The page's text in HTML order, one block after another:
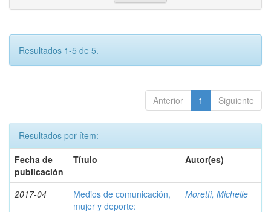
Resultados 1-5 de 5.
Anterior 1 Siguiente
Resultados por ítem:
Fecha de
publicación
Título Autor(es)
2017-04
Medios de comunicación,
mujer y deporte:
Moretti, Michelle